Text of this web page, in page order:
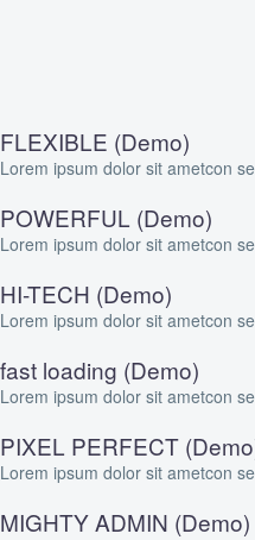
FLEXIBLE (Demo)
Lorem ipsum dolor sit ametcon
POWERFUL (Demo)
Lorem ipsum dolor sit ametcon
HI-TECH (Demo)
Lorem ipsum dolor sit ametcon
fast loading (Demo)
Lorem ipsum dolor sit ametcon
PIXEL PERFECT
Lorem ipsum dolor sit ametcon
MIGHTY ADMIN (Demo)